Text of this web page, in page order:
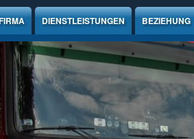
DIENSTLEISTUNGEN BEZIEHUNG